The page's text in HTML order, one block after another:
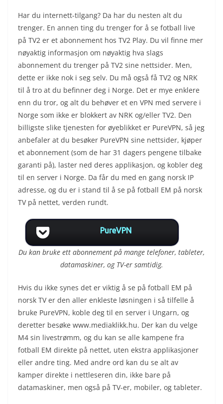
Har du internett-tilgang? Da har du nesten alt du
trenger. En annen ting du trenger for å se fotball live
på TV2 er et abonnement hos TV2 Play. Du vil finne mer
nøyaktig informasjon om nøyaktig hva slags
abonnement du trenger på TV2 sine nettsider. Men,
dette er ikke nok i seg selv. Du må også få TV2 og NRK
til å tro at du befinner deg i Norge. Det er mye enklere
enn du tror, og alt du behøver et en VPN med servere i
Norge som ikke er blokkert av NRK og/eller TV2. Den
billigste slike tjenesten for øyeblikket er PureVPN, så jeg
anbefaler at du besøker PureVPN sine nettsider, kjøper
et abonnement (som de har 31 dagers pengene tilbake
garanti på), laster ned deres applikasjon, og kobler deg
til en server i Norge. Da får du med en gang norsk IP
adresse, og du er i stand til å se på fotball EM på norsk
TV på nettet, verden rundt.
PureVPN
Du kan bruke ett abonnement på mange telefoner, tableter,
datamaskiner, og TV-er samtidig.
Hvis du ikke synes det er viktig å se på fotball EM på
norsk TV er den aller enkleste løsningen i så tilfelle å
bruke PureVPN, koble deg til en server i Ungarn, og
deretter besøke www.mediaklikk.hu. Der kan du velge
M4 sin livestrømm, og du kan se alle kampene fra
fotball EM direkte på nettet, uten ekstra applikasjoner
eller andre ting. Med andre ord kan du se alt av
kamper direkte i nettleseren din, ikke bare på
datamaskiner, men også på TV-er, mobiler, og tableter.